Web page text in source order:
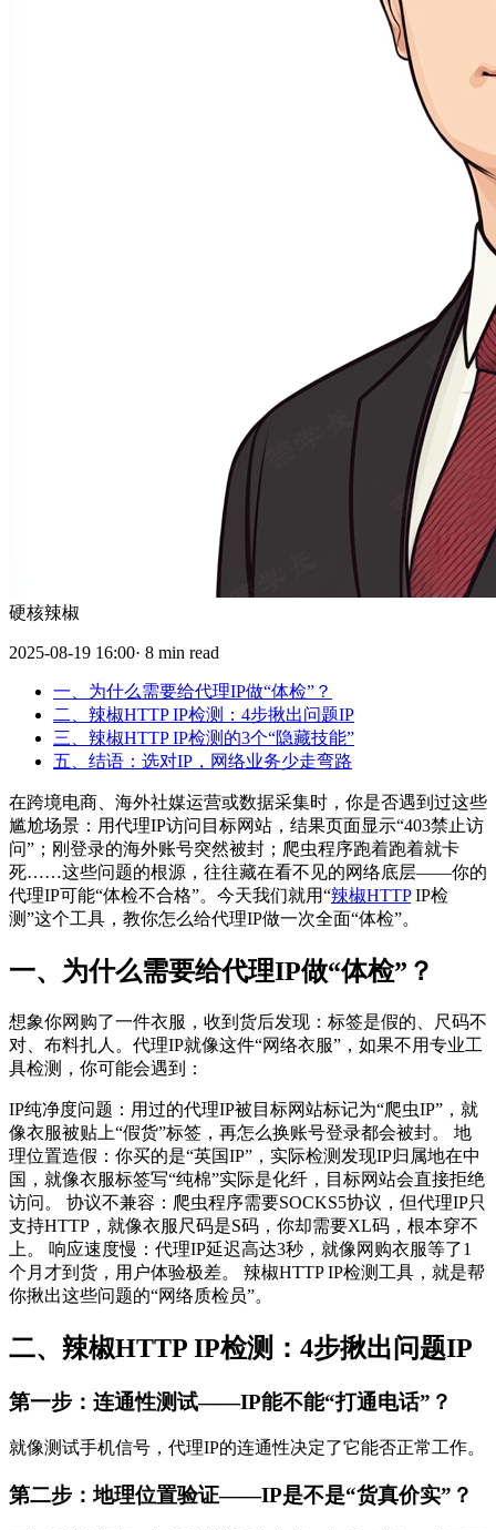
硬核辣椒
2025-08-19 16:00· 8 min read
一、为什么需要给代理IP做“体检”？
二、辣椒HTTP IP检测：4步揪出问题IP
三、辣椒HTTP IP检测的3个“隐藏技能”
五、结语：选对IP，网络业务少走弯路
在跨境电商、海外社媒运营或数据采集时，你是否遇到过这些
尴尬场景：用代理IP访问目标网站，结果页面显示“403禁止访
问”；刚登录的海外账号突然被封；爬虫程序跑着跑着就卡
死……这些问题的根源，往往藏在看不见的网络底层——你的
代理IP可能“体检不合格”。今天我们就用“辣椒HTTPIP检
测”这个工具，教你怎么给代理IP做一次全面“体检”。
一、为什么需要给代理IP做“体检”？
想象你网购了一件衣服，收到货后发现：标签是假的、尺码不
对、布料扎人。代理IP就像这件“网络衣服”，如果不用专业工
具检测，你可能会遇到：
IP纯净度问题：用过的代理IP被目标网站标记为“爬虫IP”，就
像衣服被贴上“假货”标签，再怎么换账号登录都会被封。 地
理位置造假：你买的是“英国IP”，实际检测发现IP归属地在中
国，就像衣服标签写“纯棉”实际是化纤，目标网站会直接拒绝
访问。 协议不兼容：爬虫程序需要SOCKS5协议，但代理IP只
支持HTTP，就像衣服尺码是S码，你却需要XL码，根本穿不
上。 响应速度慢：代理IP延迟高达3秒，就像网购衣服等了1
个月才到货，用户体验极差。 辣椒HTTP IP检测工具，就是帮
你揪出这些问题的“网络质检员”。
二、辣椒HTTP IP检测：4步揪出问题IP
第一步：连通性测试——IP能不能“打通电话”？
就像测试手机信号，代理IP的连通性决定了它能否正常工作。
第二步：地理位置验证——IP是不是“货真价实”？